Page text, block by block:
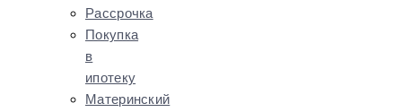
Рассрочка
Покупка
в
ипотеку
Материнский